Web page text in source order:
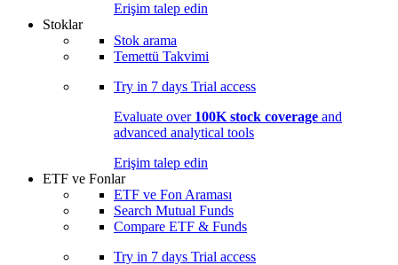
Erişim talep edin
Stoklar
Stok arama
Temettü Takvimi
Try in 7 days Trial access
Evaluate over 100K stock coverage and
advanced analytical tools
Erişim talep edin
ETF ve Fonlar
ETF ve Fon Araması
Search Mutual Funds
Compare ETF & Funds
Try in 7 days Trial access